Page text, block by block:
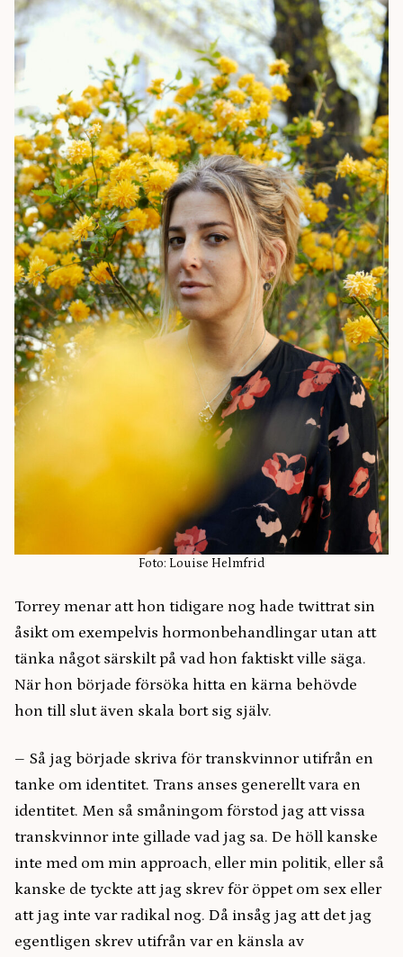
Foto: Louise Helmfrid
Torrey menar att hon tidigare nog hade twittrat sin
åsikt om exempelvis hormonbehandlingar utan att
tänka något särskilt på vad hon faktiskt ville säga.
När hon började försöka hitta en kärna behövde
hon till slut även skala bort sig själv.
– Så jag började skriva för transkvinnor utifrån en
tanke om identitet. Trans anses generellt vara en
identitet. Men så småningom förstod jag att vissa
transkvinnor inte gillade vad jag sa. De höll kanske
inte med om min approach, eller min politik, eller så
kanske de tyckte att jag skrev för öppet om sex eller
att jag inte var radikal nog. Då insåg jag att det jag
egentligen skrev utifrån var en känsla av